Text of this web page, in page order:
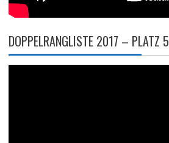
DOPPELRANGLISTE 2017 – PLATZ 5